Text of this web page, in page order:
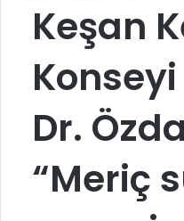
Keşan
Dr.
“Meriç